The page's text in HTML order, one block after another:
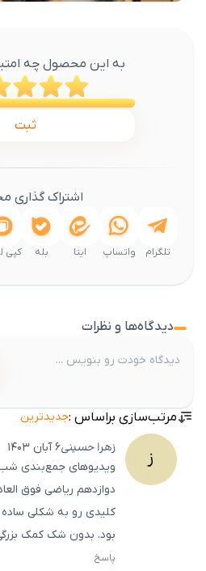
به این محصول چه
ثبت
اشتراک گذاری
تلگرام واتساپ ایتا بله کپی
دیدگاه‌ها و نظرات
مرتب‌سازی براساس :جدیدترین
ز زهراحسینی۶ آبان ۱۴۰۳
ویدیوهای جمع‌بندی
دوازدهم ریاضی فوق
کلیدی رو به شکلی
بود. بدون شک کمک بزرگی
پاسخ